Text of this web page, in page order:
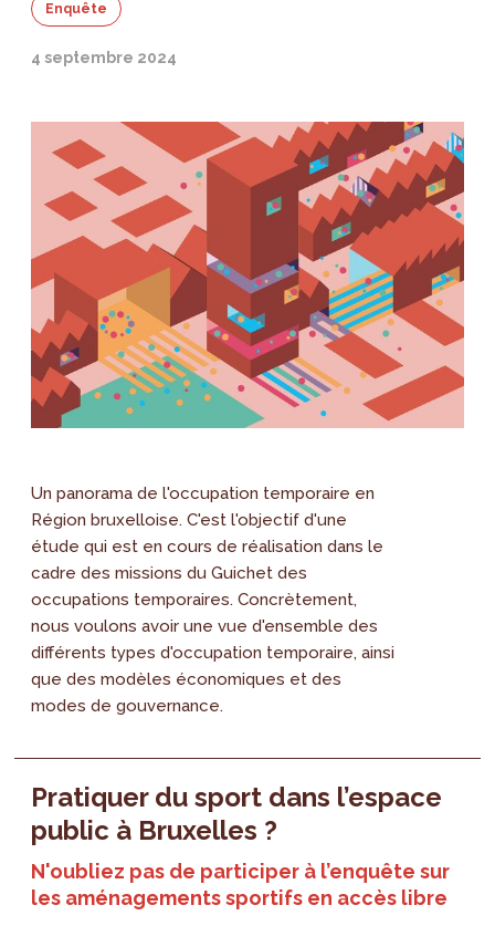
Enquête
4 septembre 2024
Un panorama de l'occupation temporaire en
Région bruxelloise. C'est l'objectif d'une
étude qui est en cours de réalisation dans le
cadre des missions du Guichet des
occupations temporaires. Concrètement,
nous voulons avoir une vue d'ensemble des
différents types d'occupation temporaire, ainsi
que des modèles économiques et des
modes de gouvernance.
Pratiquer du sport dans l’espace
public à Bruxelles ?
N'oubliez pas de participer à l’enquête sur
les aménagements sportifs en accès libre